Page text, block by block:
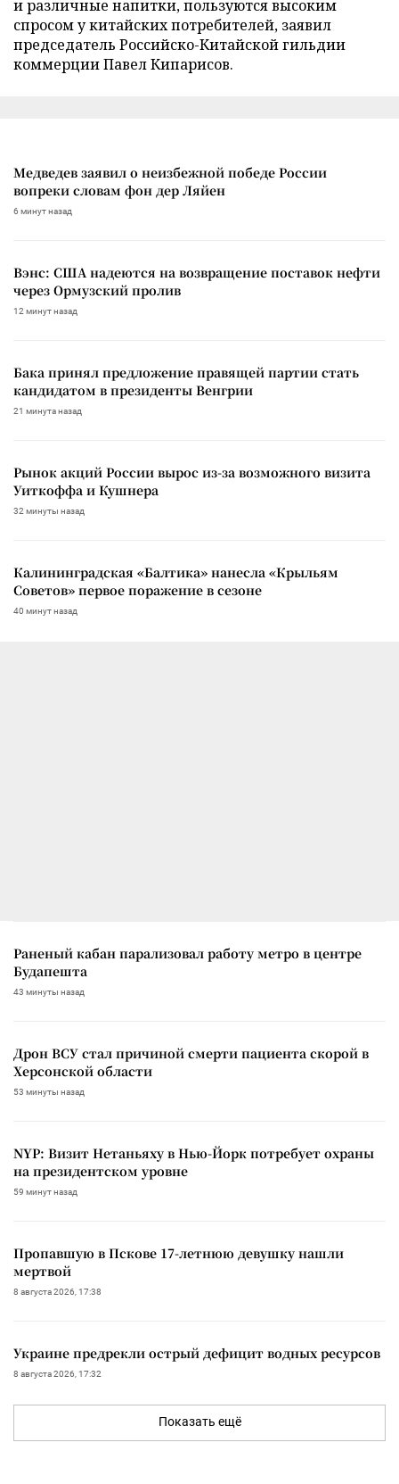
и различные напитки, пользуются высоким
спросом у китайских потребителей, заявил
председатель Российско-Китайской гильдии
коммерции Павел Кипарисов.
Медведев заявил о неизбежной победе России
вопреки словам фон дер Ляйен
6 минут назад
Вэнс: США надеются на возвращение поставок нефти
через Ормузский пролив
12 минут назад
Бака принял предложение правящей партии стать
кандидатом в президенты Венгрии
21 минута назад
Рынок акций России вырос из-за возможного визита
Уиткоффа и Кушнера
32 минуты назад
Калининградская «Балтика» нанесла «Крыльям
Советов» первое поражение в сезоне
40 минут назад
Раненый кабан парализовал работу метро в центре
Будапешта
43 минуты назад
Дрон ВСУ стал причиной смерти пациента скорой в
Херсонской области
53 минуты назад
NYP: Визит Нетаньяху в Нью-Йорк потребует охраны
на президентском уровне
59 минут назад
Пропавшую в Пскове 17-летнюю девушку нашли
мертвой
8 августа 2026, 17:38
Украине предрекли острый дефицит водных ресурсов
8 августа 2026, 17:32
Показать ещё